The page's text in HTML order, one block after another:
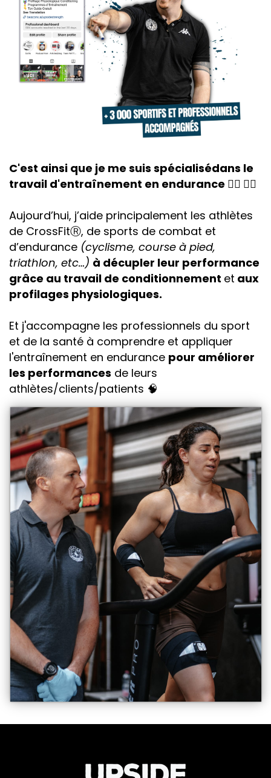
C'est ainsi que je me suis spécialisédans le
travail d'entraînement en endurance 🚴‍♂️ 🏃‍♂️
Aujourd’hui, j’aide principalement les athlètes
de CrossFitⓇ, de sports de combat et
d’endurance (cyclisme, course à pied,
triathlon, etc…) à décupler leur performance
grâce au travail de conditionnement et aux
profilages physiologiques.
Et j'accompagne les professionnels du sport
et de la santé à comprendre et appliquer
l'entraînement en endurance pour améliorer
les performances de leurs
athlètes/clients/patients 🧠